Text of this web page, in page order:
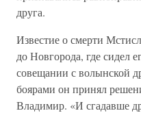
друга.
Известие о смерти
до Новгорода, где сидел
совещании с волынской
боярами он принял
Владимир. «И сгадавше